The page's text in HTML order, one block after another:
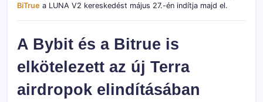
BiTrue a LUNA V2 kereskedést május 27.-én indítja majd el.
A Bybit és a Bitrue is
elkötelezett az új Terra
airdropok elindításában